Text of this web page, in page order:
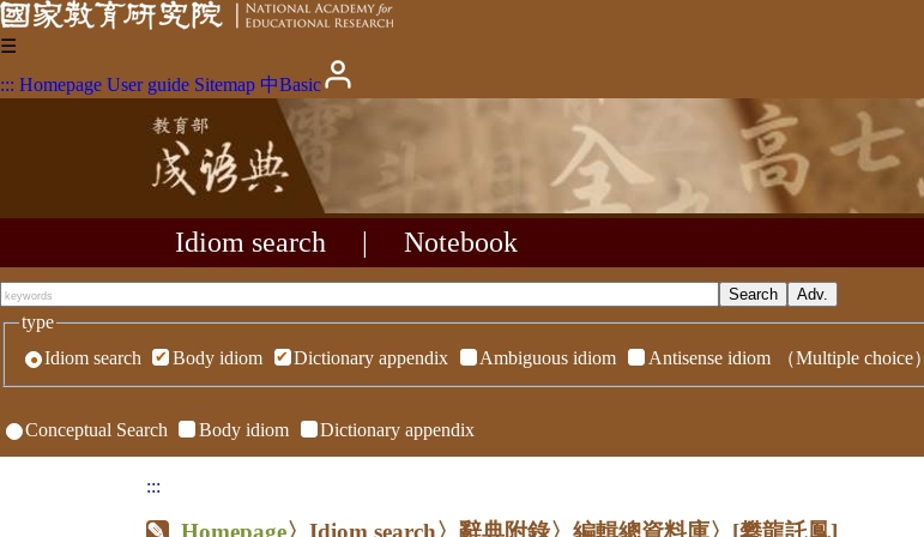
☰
::: Homepage User guide Sitemap 中Basic
Idiom search Notebook
type
Idiom search
Body idiom Dictionary appendix Ambiguous idiom Antisense idiom （Multiple choice）
Conceptual Search Body idiom Dictionary appendix
:::
Homepage〉Idiom search〉辭典附錄〉編輯總資料庫〉 [攀龍託鳳]